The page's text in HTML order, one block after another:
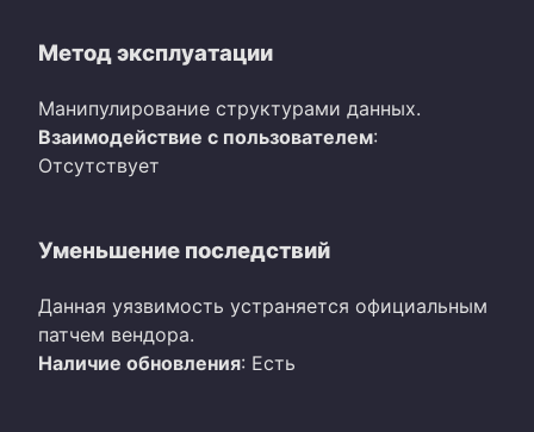
Метод эксплуатации
Манипулирование структурами данных.
Взаимодействие с пользователем:
Отсутствует
Уменьшение последствий
Данная уязвимость устраняется официальным
патчем вендора.
Наличие обновления: Есть